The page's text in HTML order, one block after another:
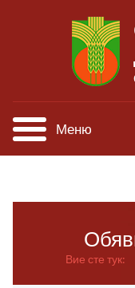
Меню
Вие сте тук: